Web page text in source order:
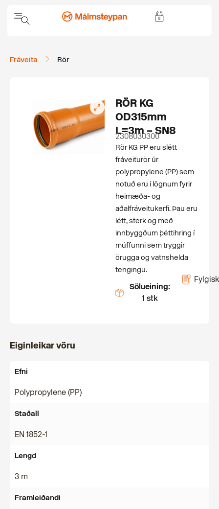
Fráveita Rör
RÖR KG
OD315mm
L=3m – SN8
2308030300
Rör KG PP eru slétt
fráveiturör úr
polypropylene (PP) sem
notuð eru í lögnum fyrir
heimæða- og
aðalfráveitukerfi. Þau eru
létt, sterk og með
innbyggðum þéttihring í
múffunni sem tryggir
örugga og vatnshelda
tengingu.
Sölueining:
1 stk
Eiginleikar vöru
Efni
Polypropylene (PP)
Staðall
EN 1852-1
Lengd
3 m
Framleiðandi